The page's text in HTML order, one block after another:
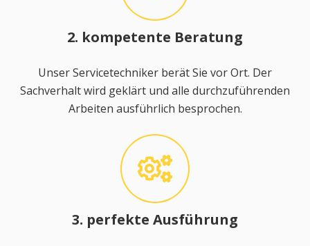
2. kompetente Beratung
Unser Servicetechniker berät Sie vor Ort. Der
Sachverhalt wird geklärt und alle durchzuführenden
Arbeiten ausführlich besprochen.
3. perfekte Ausführung